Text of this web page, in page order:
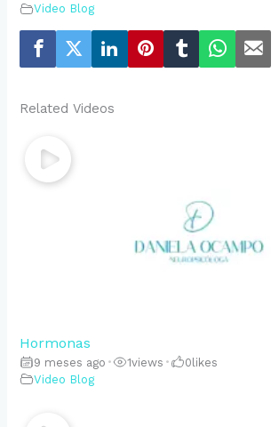
Video Blog
Related Videos
Hormonas
9 meses ago • 1views • 0 likes
Video Blog